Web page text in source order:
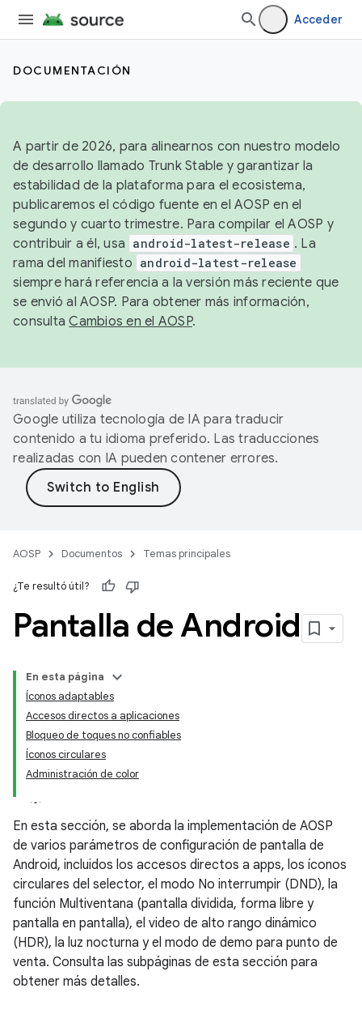
Acceder
DOCUMENTACIÓN
A partir de 2026, para alinearnos con nuestro modelo
de desarrollo llamado Trunk Stable y garantizar la
estabilidad de la plataforma para el ecosistema,
publicaremos el código fuente en el AOSP en el
segundo y cuarto trimestre. Para compilar el AOSP y
contribuir a él, usa android-latest-release . La
rama del manifiesto android-latest-release
siempre hará referencia a la versión más reciente que
se envió al AOSP. Para obtener más información,
consultaCambios en el AOSP.
Google utiliza tecnología de IA para traducir
contenido a tu idioma preferido. Las traducciones
realizadas con IA pueden contener errores.
AOSP Documentos Temas principales
¿Te resultó útil?
Pantalla de Android
En esta página
Íconos adaptables
Accesos directos a aplicaciones
Bloqueo de toques no confiables
Íconos circulares
Administración de color
En esta sección, se aborda la implementación de AOSP
de varios parámetros de configuración de pantalla de
Android, incluidos los accesos directos a apps, los íconos
circulares del selector, el modo No interrumpir (DND), la
función Multiventana (pantalla dividida, forma libre y
pantalla en pantalla), el video de alto rango dinámico
(HDR), la luz nocturna y el modo de demo para punto de
venta. Consulta las subpáginas de esta sección para
obtener más detalles.